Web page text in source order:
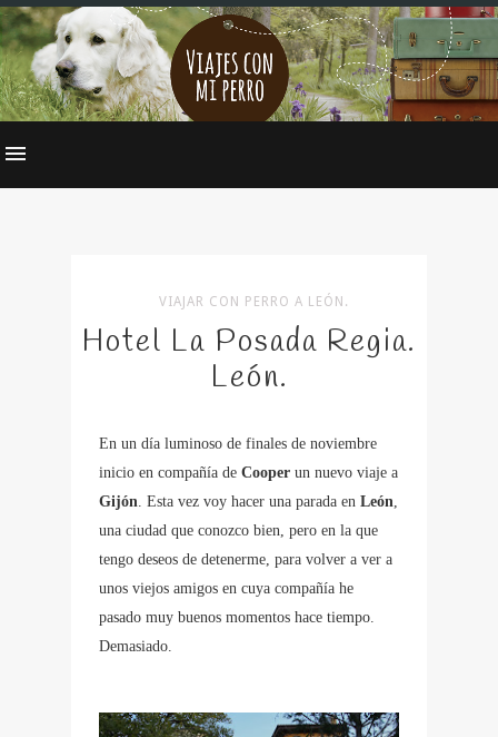
VIAJAR CON PERRO A LEÓN.
Hotel La Posada Regia.
León.
En un día luminoso de finales de noviembre
inicio en compañía de Cooper un nuevo viaje a
Gijón. Esta vez voy hacer una parada en León,
una ciudad que conozco bien, pero en la que
tengo deseos de detenerme, para volver a ver a
unos viejos amigos en cuya compañía he
pasado muy buenos momentos hace tiempo.
Demasiado.